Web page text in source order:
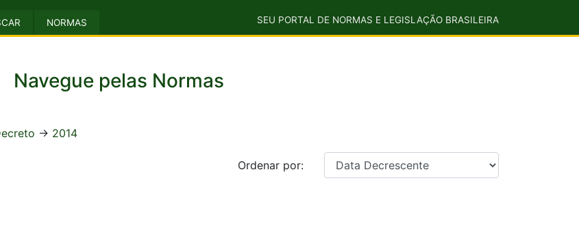
NORMAS SEU PORTAL DE NORMAS E LEGISLAÇÃO BRASILEIRA
Navegue pelas Normas
-> 2014
Ordenar por: